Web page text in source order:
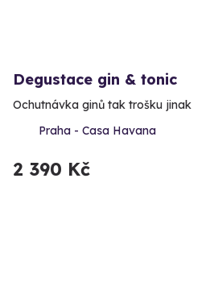
Degustace gin & tonic
Ochutnávka ginů tak trošku jinak
Praha - Casa Havana
2 390 Kč